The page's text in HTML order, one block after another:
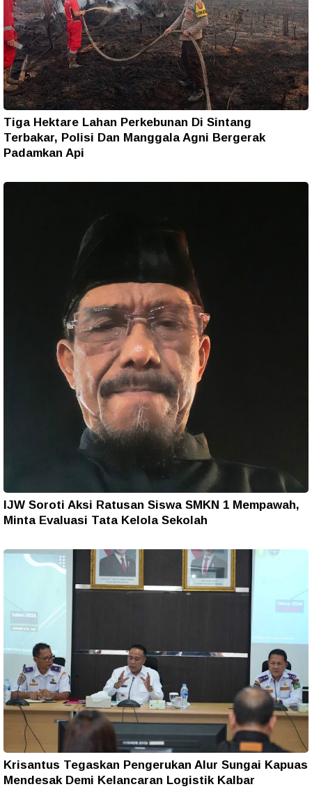
Tiga Hektare Lahan Perkebunan Di Sintang
Terbakar, Polisi Dan Manggala Agni Bergerak
Padamkan Api
IJW Soroti Aksi Ratusan Siswa SMKN 1 Mempawah,
Minta Evaluasi Tata Kelola Sekolah
Krisantus Tegaskan Pengerukan Alur Sungai Kapuas
Mendesak Demi Kelancaran Logistik Kalbar